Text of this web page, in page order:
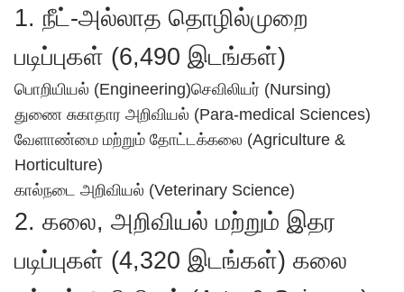
1. நீட்-அல்லாத தொழில்முறை
படிப்புகள் (6,490 இடங்கள்)
பொறியியல் (Engineering)செவிலியர் (Nursing)
துணை சுகாதார அறிவியல் (Para-medical Sciences)
வேளாண்மை மற்றும் தோட்டக்கலை (Agriculture &
Horticulture)
கால்நடை அறிவியல் (Veterinary Science)
2. கலை, அறிவியல் மற்றும் இதர
படிப்புகள் (4,320 இடங்கள்) கலை